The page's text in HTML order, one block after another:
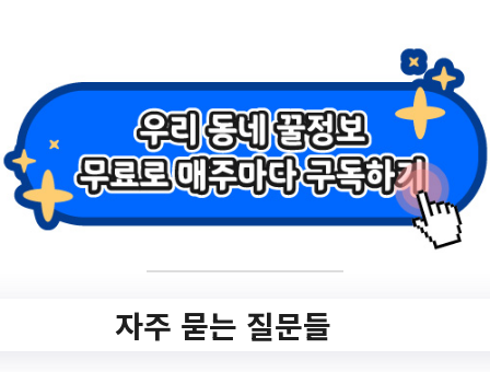
뱅크/ 삼성전자/ 서
울문화재단/ EBS>
멘토링 신청안내
https://www.hometip.so/bridge/서초오랑 <
자주 묻는 질문들